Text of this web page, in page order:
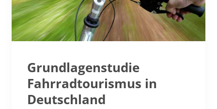
Grundlagenstudie
Fahrradtourismus in
Deutschland